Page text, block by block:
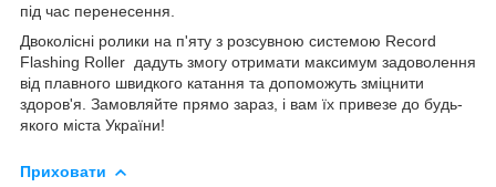
під час перенесення.
Двоколісні ролики на п'яту з розсувною системою Record
Flashing Roller дадуть змогу отримати максимум задоволення
від плавного швидкого катання та допоможуть зміцнити
здоров'я. Замовляйте прямо зараз, і вам їх привезе до будь-
якого міста України!
Приховати